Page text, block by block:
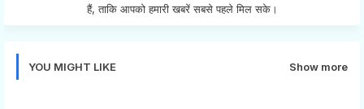
हैं, ताकि आपको हमारी खबरें सबसे पहले मिल सके।
YOU MIGHT LIKE Show more